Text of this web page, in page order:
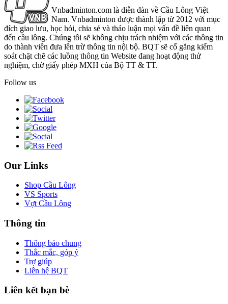
Vnbadminton.com là diễn đàn về Cầu Lông Việt
Nam. Vnbadminton được thành lập từ 2012 với mục
đích giao lưu, học hỏi, chia sẻ và thảo luận mọi vấn đề liên quan
đến cầu lông. Chúng tôi sẽ không chịu trách nhiệm với các thông tin
do thành viên đưa lên trừ thông tin nội bộ. BQT sẽ cố gắng kiểm
soát chặt chẽ các luồng thông tin Website đang hoạt động thử
nghiệm, chờ giấy phép MXH của Bộ TT & TT.
Follow us
Our Links
Shop Cầu Lông
VS Sports
Vợt Cầu Lông
Thông tin
Thông báo chung
Thắc mắc, góp ý
Trợ giúp
Liên hệ BQT
Liên kết bạn bè